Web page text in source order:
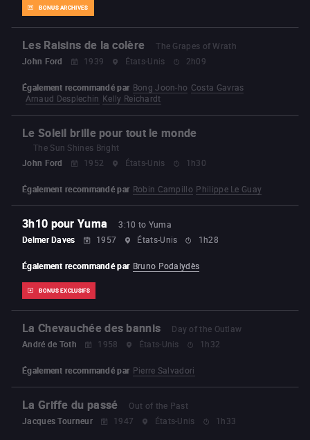
BONUS ARCHIVES
Les Raisins de la colère
The Grapes of Wrath
John Ford
1939 États-Unis 2h09
Également recommandé par Bong Joon-ho Costa Gavras
Arnaud Desplechin Kelly Reichardt
Le Soleil brille pour tout le monde
The Sun Shines Bright
John Ford
1952 États-Unis 1h30
Également recommandé par Robin Campillo Philippe Le Guay
3h10 pour Yuma
3:10 to Yuma
Delmer Daves
1957 États-Unis 1h28
BONUS EXCLUSIFS
Également recommandé par Bruno Podalydès
La Chevauchée des bannis
Day of the Outlaw
André de Toth
1958 États-Unis 1h32
Également recommandé par Pierre Salvadori
La Griffe du passé
Out of the Past
Jacques Tourneur
1947 États-Unis 1h33